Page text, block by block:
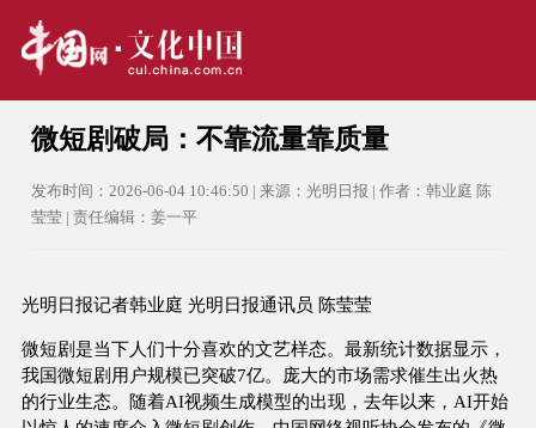
微短剧破局：不靠流量靠质量
发布时间：2026-06-04 10:46:50 | 来源：光明日报 | 作者：韩业庭 陈
莹莹 | 责任编辑：姜一平
光明日报记者韩业庭 光明日报通讯员 陈莹莹
微短剧是当下人们十分喜欢的文艺样态。最新统计数据显示，
我国微短剧用户规模已突破7亿。庞大的市场需求催生出火热
的行业生态。随着AI视频生成模型的出现，去年以来，AI开始